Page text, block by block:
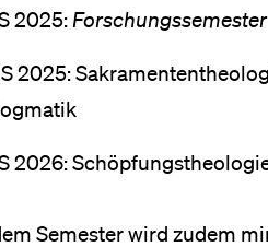
2025: Forschungssemester
2025:
2026:
Semester wird zudem
Mitarbeitende
Alumni